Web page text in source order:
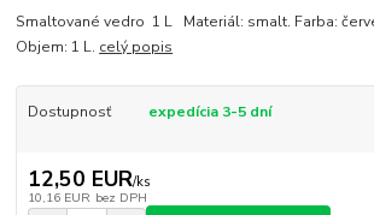
Smaltované vedro 1 L Materiál: smalt. Farba:
Objem: 1 L. celý popis
Dostupnosť expedícia 3-5 dní
12,50 EUR/ks
10,16 EUR bez DPH